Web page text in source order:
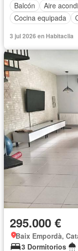
Balcón
Aire
Cocina equipada
3 jul 2026 en Habitaclia
295.000 €
Baix Empordà,
3 Dormitorios